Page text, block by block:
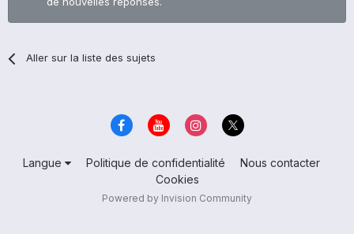
Aller sur la liste des sujets
Langue Politique de confidentialité
Nous contacter
Cookies
Powered by Invision Community